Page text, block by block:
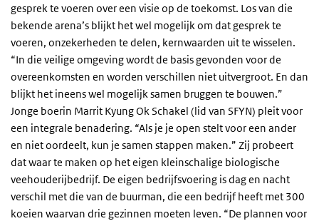
gesprek te voeren over een visie op de toekomst. Los van die
bekende arena’s blijkt het wel mogelijk om dat gesprek te
voeren, onzekerheden te delen, kernwaarden uit te wisselen.
“In die veilige omgeving wordt de basis gevonden voor de
overeenkomsten en worden verschillen niet uitvergroot. En dan
blijkt het ineens wel mogelijk samen bruggen te bouwen.”
Jonge boerin Marrit Kyung Ok Schakel (lid van SFYN) pleit voor
een integrale benadering. “Als je je open stelt voor een ander
en niet oordeelt, kun je samen stappen maken.” Zij probeert
dat waar te maken op het eigen kleinschalige biologische
veehouderijbedrijf. De eigen bedrijfsvoering is dag en nacht
verschil met die van de buurman, die een bedrijf heeft met 300
koeien waarvan drie gezinnen moeten leven. “De plannen voor